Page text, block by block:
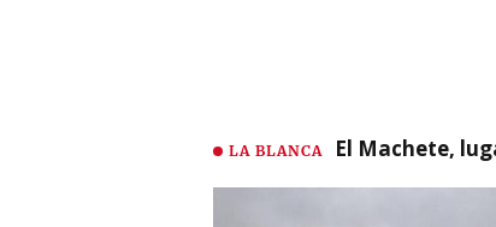
LA BLANCA El Machete,